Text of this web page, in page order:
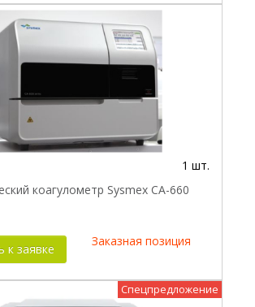
1 шт.
коагулометр Sysmex СА-660
к заявке
Заказная позиция
Новинка
Спецпредложение